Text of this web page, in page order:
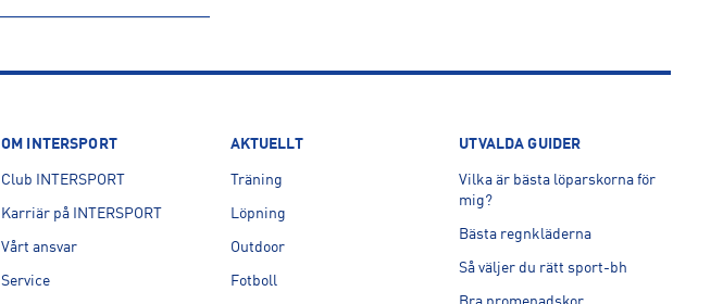
OM INTERSPORT
Club INTERSPORT
Karriär på INTERSPORT
Vårt ansvar
Service
AKTUELLT
Träning
Löpning
Outdoor
Fotboll
UTVALDA GUIDER
Vilka är bästa löparskorna för
mig?
Bästa regnkläderna
Så väljer du rätt sport-bh